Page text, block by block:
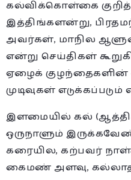
கல்விக்கொள்கை
இத்திங்களன்று,
அவர்கள், மாநில
என்று செய்திகள்
ஏழைக் குழந்தைகளின்
முடிவுகள்
இளமையில் கல்
ஒருநாளும்
கரையில, கற்பவர்
கைமண் அளவு,